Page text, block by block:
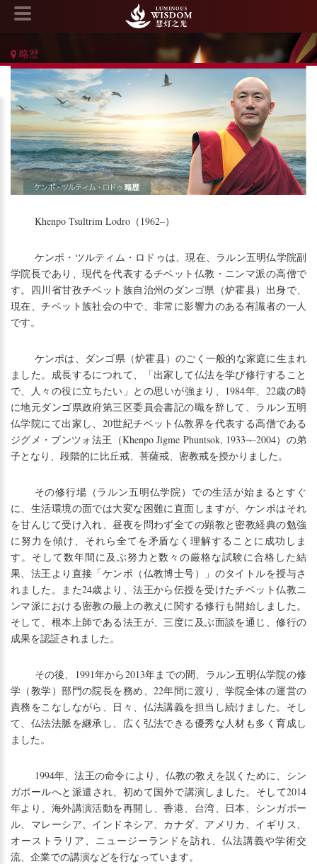
略歴
Khenpo Tsultrim Lodro（1962–）
ケンポ・ツルティム・ロドゥは、現在、ラルン五明仏学院副
学院長であり、現代を代表するチベット仏教・ニンマ派の高僧で
す。四川省甘孜チベット族自治州のダンゴ県（炉霍县）出身で、
現在、チベット族社会の中で、非常に影響力のある有識者の一人
です。
ケンポは、ダンゴ県（炉霍县）のごく一般的な家庭に生まれ
ました。成長するにつれて、「出家して仏法を学び修行すること
で、人々の役に立ちたい」との思いが強まり、1984年、22歳の時
に地元ダンゴ県政府第三区委員会書記の職を辞して、ラルン五明
仏学院にて出家し、20世紀チベット仏教界を代表する高僧である
ジグメ・プンツォ法王（Khenpo Jigme Phuntsok, 1933¬–2004）の弟
子となり、段階的に比丘戒、菩薩戒、密教戒を授かりました。
その修行場（ラルン五明仏学院）での生活が始まるとすぐ
に、生活環境の面では大変な困難に直面しますが、ケンポはそれ
を甘んじて受け入れ、昼夜を問わず全ての顕教と密教経典の勉強
に努力を傾け、それら全てを矛盾なく理解することに成功しま
す。そして数年間に及ぶ努力と数々の厳格な試験に合格した結
果、法王より直接「ケンポ（仏教博士号）」のタイトルを授与さ
れました。また24歳より、法王から伝授を受けたチベット仏教ニ
ンマ派における密教の最上の教えに関する修行も開始しました。
そして、根本上師である法王が、三度に及ぶ面談を通じ、修行の
成果を認証されました。
その後、1991年から2013年までの間、ラルン五明仏学院の修
学（教学）部門の院長を務め、22年間に渡り、学院全体の運営の
責務をこなしながら、日々、仏法講義を担当し続けました。そし
て、仏法法脈を継承し、広く弘法できる優秀な人材も多く育成し
ました。
1994年、法王の命令により、仏教の教えを説くために、シン
ガポールへと派遣され、初めて国外で講演しました。そして2014
年より、海外講演活動を再開し、香港、台湾、日本、シンガポー
ル、マレーシア、インドネシア、カナダ、アメリカ、イギリス、
オーストラリア、ニュージーランドを訪れ、仏法講義や学術交
流、企業での講演などを行なっています。